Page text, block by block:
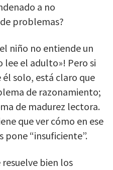
a no
problemas?
niño no entiende un
lee el adulto»! Pero si
solo, está claro que
de razonamiento;
de madurez lectora.
que ver cómo en ese
“insuficiente”.
resuelve bien los